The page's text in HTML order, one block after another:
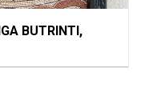
BUTRINTI,